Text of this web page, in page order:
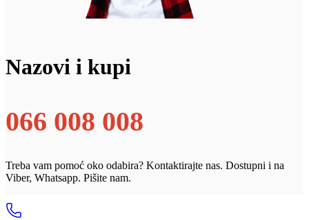
Nazovi i kupi
066 008 008
Treba vam pomoć oko odabira? Kontaktirajte nas. Dostupni i na
Viber, Whatsapp. Pišite nam.